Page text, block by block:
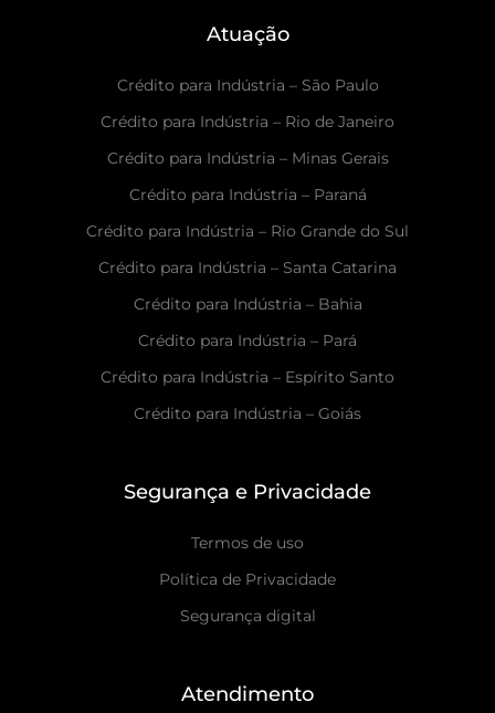
Atuação
Crédito para Indústria – São Paulo
Crédito para Indústria – Rio de Janeiro
Crédito para Indústria – Minas Gerais
Crédito para Indústria – Paraná
Crédito para Indústria – Rio Grande do Sul
Crédito para Indústria – Santa Catarina
Crédito para Indústria – Bahia
Crédito para Indústria – Pará
Crédito para Indústria – Espírito Santo
Crédito para Indústria – Goiás
Segurança e Privacidade
Termos de uso
Política de Privacidade
Segurança digital
Atendimento